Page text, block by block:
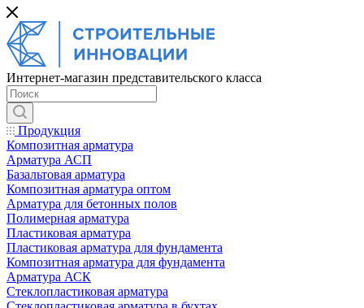
Интернет-магазин представительского класса
Продукция
Композитная арматура
Арматура АСП
Базальтовая арматура
Композитная арматура оптом
Арматура для бетонных полов
Полимерная арматура
Пластиковая арматура
Пластиковая арматура для фундамента
Композитная арматура для фундамента
Арматура АСК
Cтеклопластиковая арматура